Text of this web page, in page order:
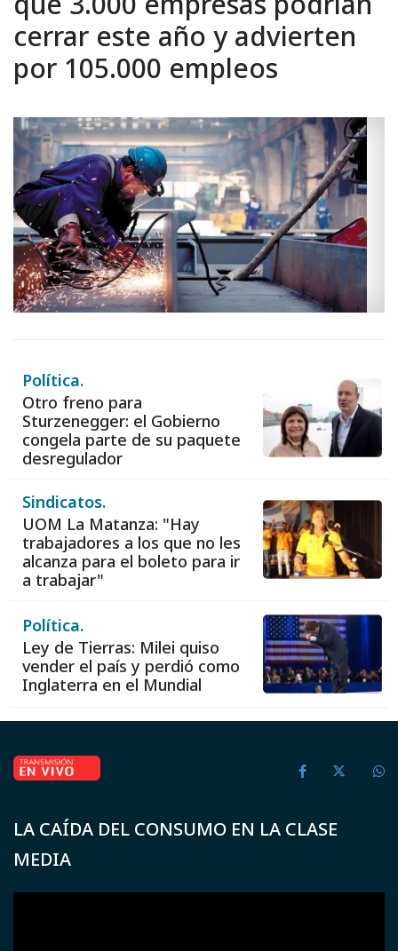
cerrar este año y advierten
por 105.000 empleos
Política.
Otro freno para
Sturzenegger: el Gobierno
congela parte de su paquete
desregulador
Sindicatos.
UOM La Matanza: "Hay
trabajadores a los que no les
alcanza para el boleto para ir
a trabajar"
Política.
Ley de Tierras: Milei quiso
vender el país y perdió como
Inglaterra en el Mundial
LA CAÍDA DEL CONSUMO EN LA CLASE
MEDIA